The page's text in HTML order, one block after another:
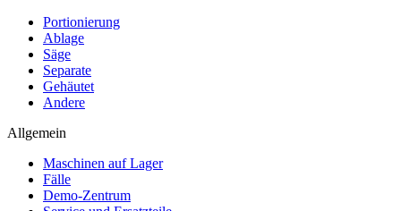
Portionierung
Ablage
Säge
Separate
Gehäutet
Andere
Allgemein
Maschinen auf Lager
Fälle
Demo-Zentrum